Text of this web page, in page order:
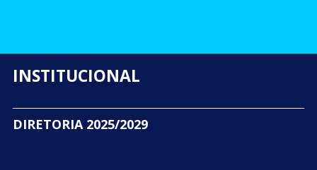
INSTITUCIONAL
DIRETORIA 2025/2029